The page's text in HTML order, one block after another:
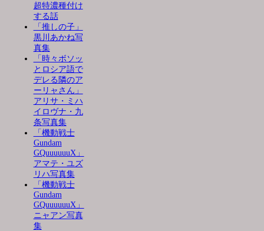
超特濃種付け
する話
「推しの子」
黒川あかね写
真集
「時々ボソッ
とロシア語で
デレる隣のア
ーリャさん」
アリサ・ミハ
イロヴナ・九
条写真集
「機動戦士
Gundam
GQuuuuuuX」
アマテ・ユズ
リハ写真集
「機動戦士
Gundam
GQuuuuuuX」
ニャアン写真
集